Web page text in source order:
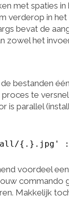
met spaties
verderop in
bevat de
zowel het
bestanden
te
is parallel
{.}.jpg'
voordeel
commando
Makkelijk